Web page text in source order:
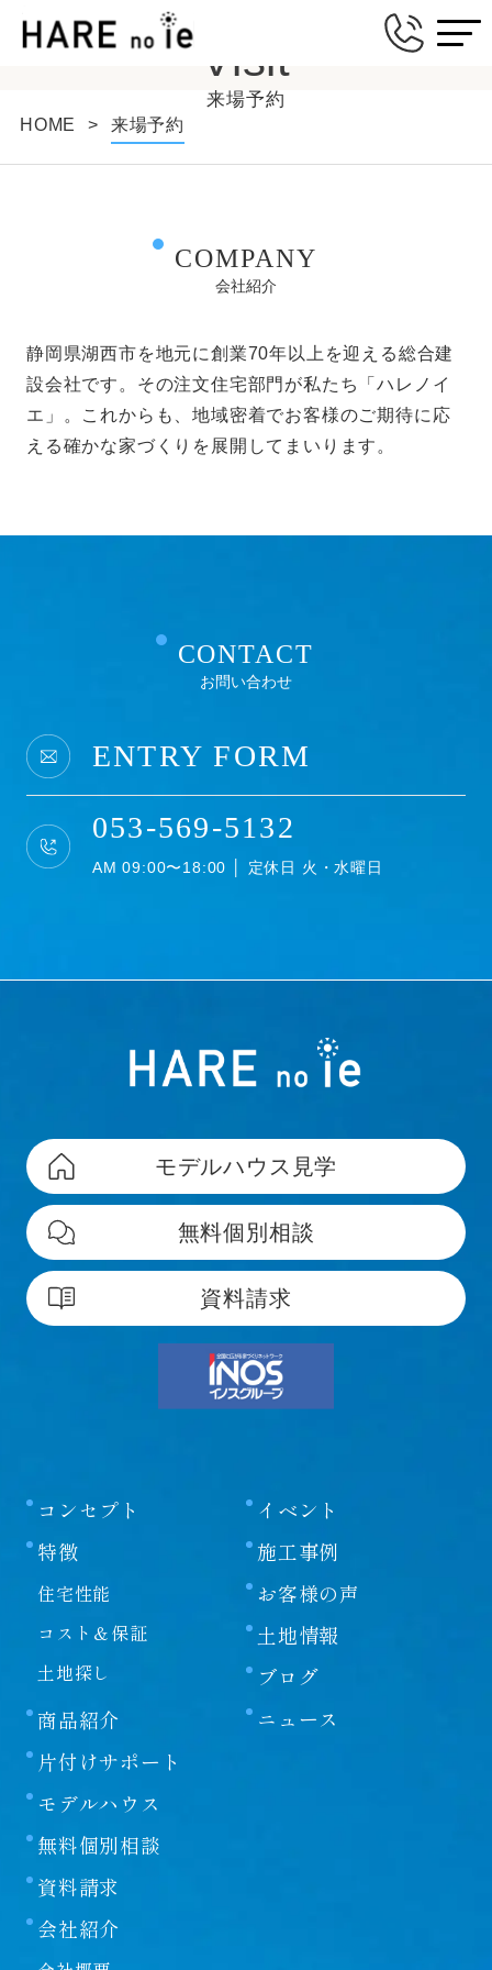
Visit
来場予約
HOME > 来場予約
COMPANY
会社紹介
静岡県湖西市を地元に創業70年以上を迎える総合建
設会社です。その注文住宅部門が私たち「ハレノイ
エ」。これからも、地域密着でお客様のご期待に応
える確かな家づくりを展開してまいります。
CONTACT
お問い合わせ
ENTRY FORM
053-569-5132
AM 09:00〜18:00 │ 定休日 火・水曜日
モデルハウス見学
無料個別相談
資料請求
コンセプト
特徴
住宅性能
コスト＆保証
土地探し
商品紹介
片付けサポート
イベント
施工事例
お客様の声
土地情報
ブログ
ニュース
モデルハウス
無料個別相談
資料請求
会社紹介